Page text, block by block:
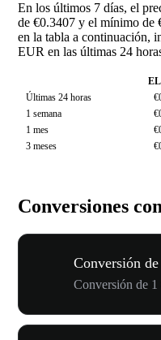
En los últimos 7 días, el
de €0.3407 y el mínimo de
en la tabla a continuación,
EUR en las últimas 24
Últimas 24 horas
1 semana
1 mes
3 meses
Conversiones
Conversión
Conversión de